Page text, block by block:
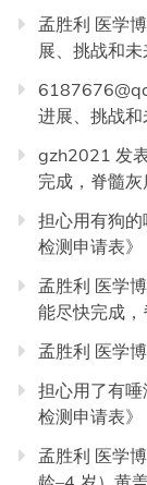
孟胜利 医学
展、挑战和未
进展、挑战和
gzh2021 发
完成，脊髓灰
担心用有狗
检测申请表》
孟胜利 医学
能尽快完成，
孟胜利 医学
担心用了有
检测申请表》
孟胜利 医学